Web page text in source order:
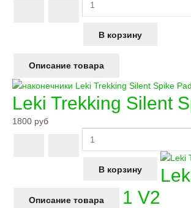
Описание товара
Leki Trekking Silent
1800 руб
Описание товара
1 V2